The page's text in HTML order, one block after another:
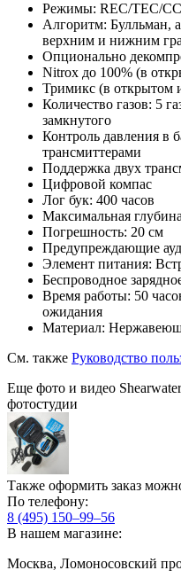
Режимы: REC/TEC/
Алгоритм: Булльман,
верхним и нижним
Опционально
Nitrox до 100% (в
Тримикс (в открытом
Количество газов: 5
замкнутого
Контроль давления в
трансмиттерами
Поддержка двух
Цифровой компас
Лог бук: 400 часов
Максимальная
Погрешность: 20 см
Предупреждающие
Элемент питания:
Беспроводное
Время работы: 50
ожидания
Материал:
См. также Руководство
Еще фото и видео
фотостудии
Также оформить заказ
По телефону:
8 (495) 150–99–56
В нашем магазине:
Москва, Ломоносовский